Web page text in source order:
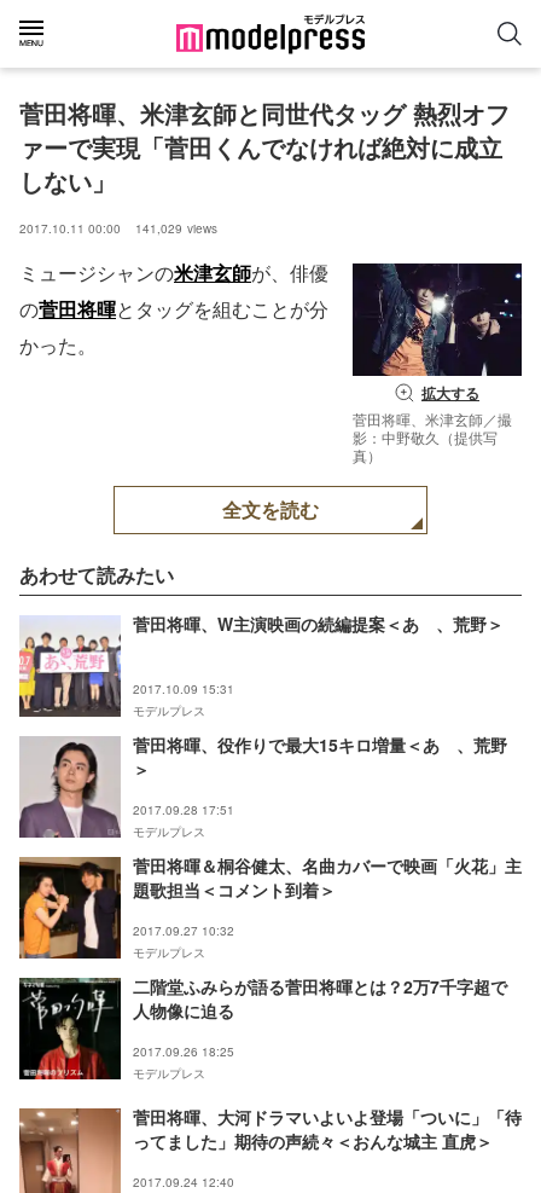
菅田将暉、米津玄師と同世代タッグ 熱烈オフ
ァーで実現「菅田くんでなければ絶対に成立
しない」
2017.10.11 00:00 141,029 views
拡大する
菅田将暉、米津玄師／撮
影：中野敬久（提供写
真）
ミュージシャンの米津玄師が、俳優
の菅田将暉とタッグを組むことが分
かった。
全文を読む
あわせて読みたい
菅田将暉、W主演映画の続編提案＜あゝ、荒野＞
2017.10.09 15:31
モデルプレス
菅田将暉、役作りで最大15キロ増量＜あゝ、荒野
＞
2017.09.28 17:51
モデルプレス
菅田将暉＆桐谷健太、名曲カバーで映画「火花」主
題歌担当＜コメント到着＞
2017.09.27 10:32
モデルプレス
二階堂ふみらが語る菅田将暉とは？2万7千字超で
人物像に迫る
2017.09.26 18:25
モデルプレス
菅田将暉、大河ドラマいよいよ登場「ついに」「待
ってました」期待の声続々＜おんな城主 直虎＞
2017.09.24 12:40